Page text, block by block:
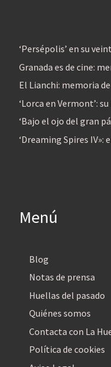
‘Persépolis’ en su
Granada es de cine:
El Lianchi: memoria
‘Lorca en Vermont’:
‘Bajo el ojo del gran
‘Dreaming Spires
Menú
Blog
Notas de prensa
Huellas del pasado
Quiénes somos
Contacta con La
Política de cookies